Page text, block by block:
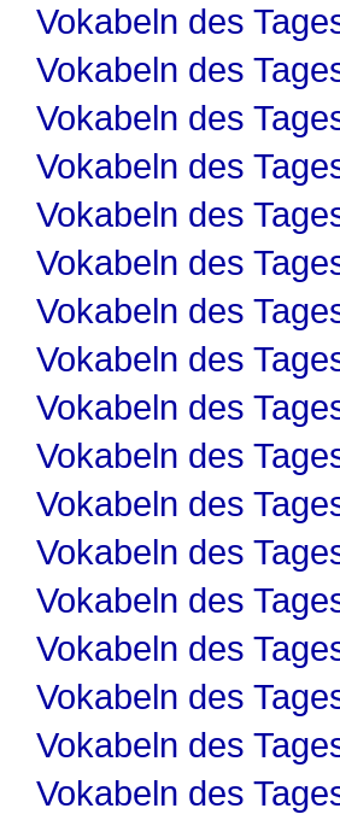
Vokabeln des
Vokabeln des
Vokabeln des
Vokabeln des
Vokabeln des
Vokabeln des
Vokabeln des
Vokabeln des
Vokabeln des
Vokabeln des
Vokabeln des
Vokabeln des
Vokabeln des
Vokabeln des
Vokabeln des
Vokabeln des
Vokabeln des